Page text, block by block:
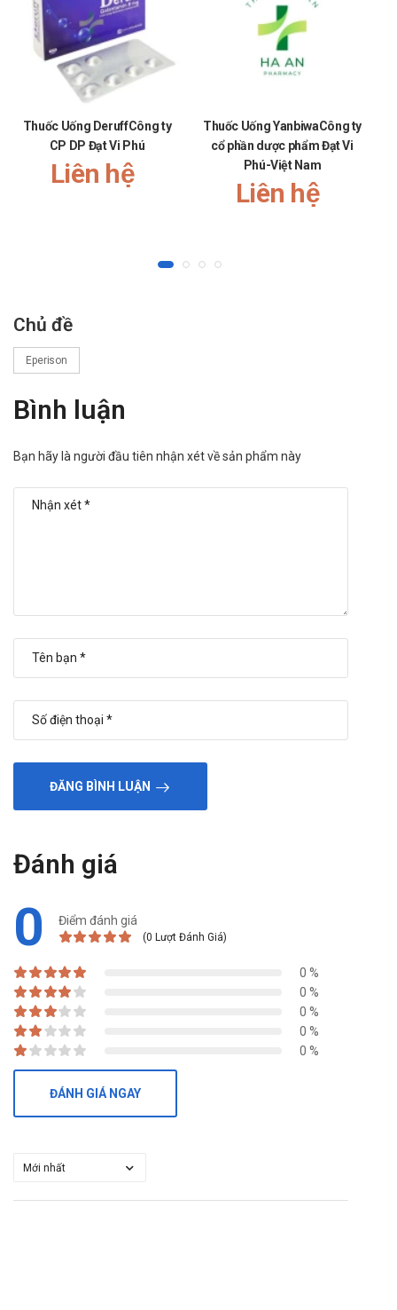
Thuốc Uống DeruffCông ty
CP DP Đạt Vi Phú
Liên hệ
Thuốc Uống YanbiwaCông ty
cổ phần dược phẩm Đạt Vi
Phú-Việt Nam
Liên hệ
Chủ đề
Eperison
Bình luận
Bạn hãy là người đầu tiên nhận xét về sản phẩm này
ĐĂNG BÌNH LUẬN
Đánh giá
0 Điểm đánh giá
(0 Lượt Đánh Giá)
0 %
0 %
0 %
0 %
0 %
ĐÁNH GIÁ NGAY